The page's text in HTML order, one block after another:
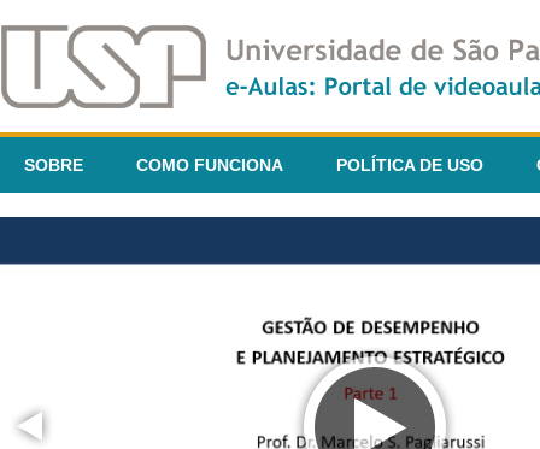
SOBRE COMO FUNCIONA POLÍTICA DE USO